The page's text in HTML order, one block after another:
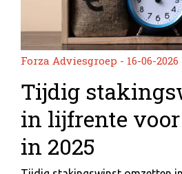
Forza Adviesgroep - 16-06-2026
Tijdig
in lijfrente
in 2025